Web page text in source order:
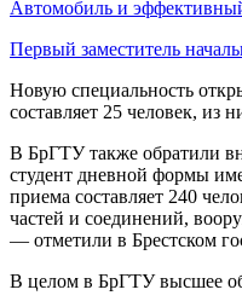
Автомобиль и
Первый заместитель
Новую специальность
составляет 25 человек, из
В БрГТУ также обратили
студент дневной формы
приема составляет 240
частей и соединений,
— отметили в Брестском
В целом в БрГТУ высшее